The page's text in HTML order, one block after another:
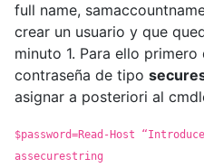
full name,
crear un usuario y que
minuto 1. Para ello
contraseña de tipo
asignar a posteriori al
$password=Read-Host
assecurestring